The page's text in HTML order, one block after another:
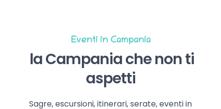
Eventi in Campania
la Campania che non ti
aspetti
Sagre, escursioni, itinerari, serate, eventi in